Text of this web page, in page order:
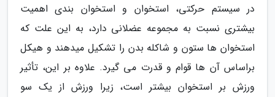
در سیستم حرکتی، استخوان و استخوان بندی اهمیت
بیشتری نسبت به مجموعه عضلانی دارد، به این علت که
استخوان ها ستون و شاکله بدن را تشکیل میدهند و هیکل
براساس آن ها قوام و قدرت می گیرد. علاوه بر این، تأثیر
ورزش بر استخوان بیشتر است، زیرا ورزش از یک سو